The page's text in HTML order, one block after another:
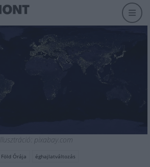
Illusztráció: pixabay.com
Föld Órája éghajlatváltozás